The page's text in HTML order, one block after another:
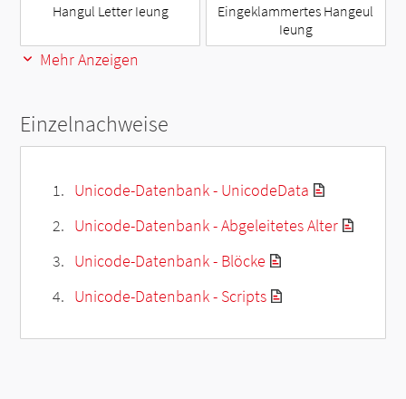
Hangul Letter Ieung
Eingeklammertes Hangeul
Ieung
Mehr Anzeigen
Einzelnachweise
Unicode-Datenbank - UnicodeData
Unicode-Datenbank - Abgeleitetes Alter
Unicode-Datenbank - Blöcke
Unicode-Datenbank - Scripts